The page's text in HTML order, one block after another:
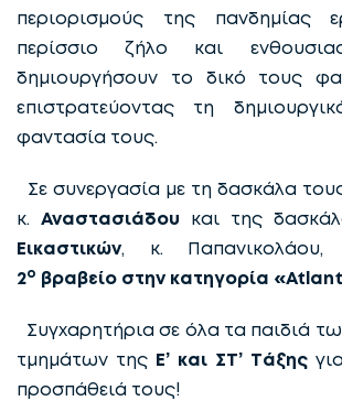
περιορισμούς της πανδημίας
περίσσιο ζήλο και
δημιουργήσουν το δικό τους
επιστρατεύοντας τη
φαντασία τους.
Σε συνεργασία με τη δασκάλα
κ. Αναστασιάδου και της
Εικαστικών, κ. Παπανικολάου,
2ο βραβείο στην κατηγορία «
Συγχαρητήρια σε όλα τα παιδιά
τμημάτων της Ε’ και ΣΤ’ Tάξης
προσπάθειά τους!